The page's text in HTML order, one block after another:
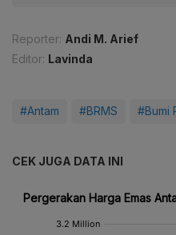
Reporter: Andi M. Arief
Editor: Lavinda
#Antam #BRMS #Bumi
CEK JUGA DATA INI